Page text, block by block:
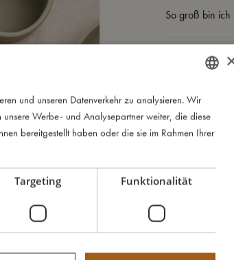
So groß bin ich
Daraus bin ich
So kannst Du
DANISH
ENGLISH
und unseren Datenverkehr zu analysieren. Wir
Werbe- und Analysepartner weiter, die diese
bereitgestellt haben oder die sie im Rahmen Ihrer
Targeting Funktionalität